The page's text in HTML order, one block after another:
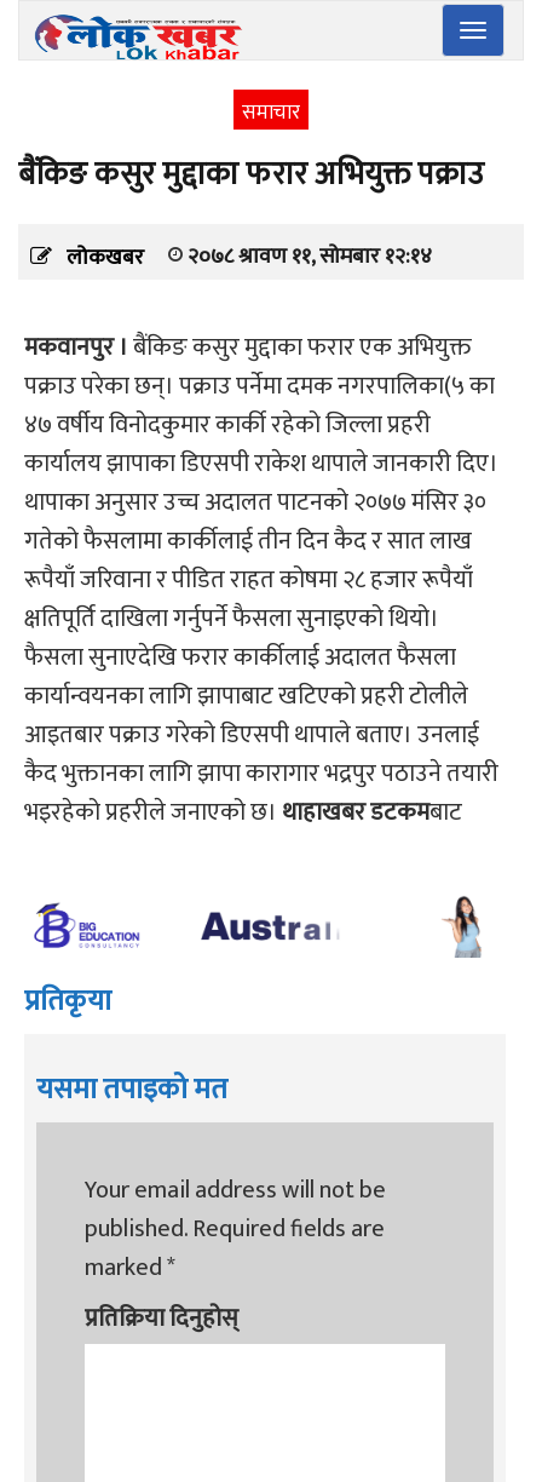
Toggle
समाचार
बैंकिङ कसुर मुद्दाका फरार अभियुक्त पक्राउ
लोकखबर २०७८ श्रावण ११, सोमबार १२:१४
मकवानपुर ।बैंकिङ कसुर मुद्दाका फरार एक अभियुक्त
पक्राउ परेका छन्। पक्राउ पर्नेमा दमक नगरपालिका(५ का
४७ वर्षीय विनोदकुमार कार्की रहेको जिल्ला प्रहरी
कार्यालय झापाका डिएसपी राकेश थापाले जानकारी दिए।
थापाका अनुसार उच्च अदालत पाटनको २०७७ मंसिर ३०
गतेको फैसलामा कार्कीलाई तीन दिन कैद र सात लाख
रूपैयाँ जरिवाना र पीडित राहत कोषमा २८ हजार रूपैयाँ
क्षतिपूर्ति दाखिला गर्नुपर्ने फैसला सुनाइएको थियो।
फैसला सुनाएदेखि फरार कार्कीलाई अदालत फैसला
कार्यान्वयनका लागि झापाबाट खटिएको प्रहरी टोलीले
आइतबार पक्राउ गरेको डिएसपी थापाले बताए। उनलाई
कैद भुक्तानका लागि झापा कारागार भद्रपुर पठाउने तयारी
भइरहेको प्रहरीले जनाएको छ। थाहाखबर डटकमबाट
प्रतिकृया
यसमा तपाइको मत
Your email address will not be
published.Required fields are
marked*
प्रतिक्रिया दिनुहोस्